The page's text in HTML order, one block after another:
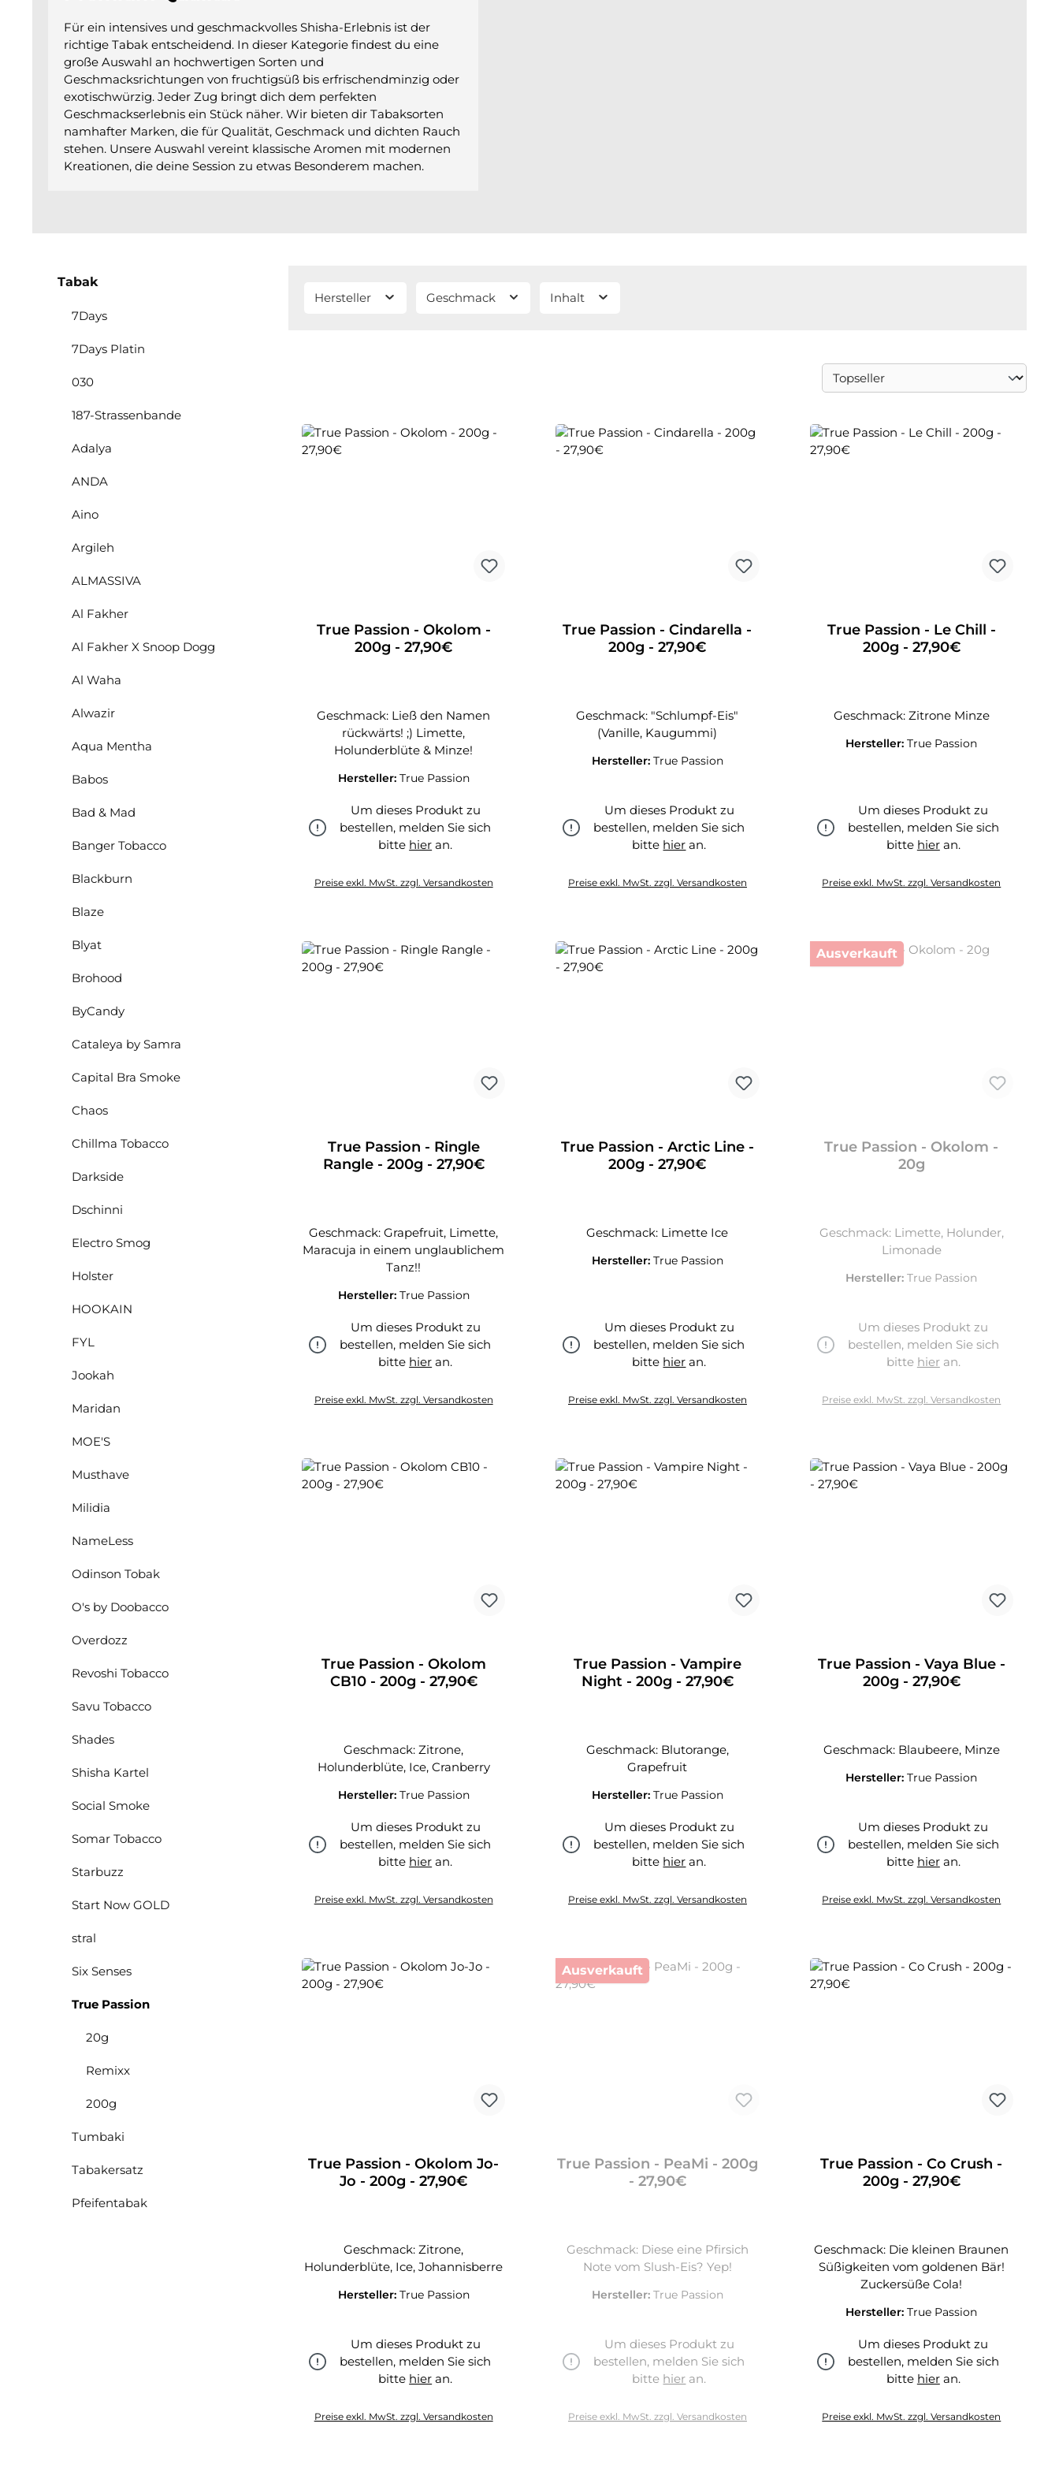
Für ein intensives und geschmackvolles Shisha-Erlebnis ist der
richtige Tabak entscheidend. In dieser Kategorie findest du eine
große Auswahl an hochwertigen Sorten und
Geschmacksrichtungen von fruchtigsüß bis erfrischendminzig oder
exotischwürzig. Jeder Zug bringt dich dem perfekten
Geschmackserlebnis ein Stück näher. Wir bieten dir Tabaksorten
namhafter Marken, die für Qualität, Geschmack und dichten Rauch
stehen. Unsere Auswahl vereint klassische Aromen mit modernen
Kreationen, die deine Session zu etwas Besonderem machen.
Tabak
7Days
7Days Platin
030
187-Strassenbande
Adalya
ANDA
Aino
Argileh
ALMASSIVA
Al Fakher
Al Fakher X Snoop Dogg
Al Waha
Alwazir
Aqua Mentha
Babos
Bad & Mad
Banger Tobacco
Blackburn
Blaze
Blyat
Brohood
ByCandy
Cataleya by Samra
Capital Bra Smoke
Chaos
Chillma Tobacco
Darkside
Dschinni
Electro Smog
Holster
HOOKAIN
FYL
Jookah
Maridan
MOE'S
Musthave
Milidia
NameLess
Odinson Tobak
O's by Doobacco
Overdozz
Revoshi Tobacco
Savu Tobacco
Shades
Shisha Kartel
Social Smoke
Somar Tobacco
Starbuzz
Start Now GOLD
stral
Six Senses
True Passion
20g
Remixx
200g
Tumbaki
Tabakersatz
Pfeifentabak
Hersteller Geschmack Inhalt
True Passion - Okolom -
200g - 27,90€
Geschmack: Ließ den Namen
rückwärts! ;) Limette,
Holunderblüte & Minze!
Hersteller: True Passion
Um dieses Produkt zu
bestellen, melden Sie sich
bitte hier an.
Preise exkl. MwSt. zzgl. Versandkosten
True Passion - Cindarella -
200g - 27,90€
Geschmack: "Schlumpf-Eis"
(Vanille, Kaugummi)
Hersteller: True Passion
Um dieses Produkt zu
bestellen, melden Sie sich
bitte hier an.
Preise exkl. MwSt. zzgl. Versandkosten
True Passion - Le Chill -
200g - 27,90€
Geschmack: Zitrone Minze
Hersteller:True Passion
Um dieses Produkt zu
bestellen, melden Sie sich
bitte hieran.
Preise exkl. MwSt. zzgl. Versandkosten
True Passion - Ringle
Rangle - 200g - 27,90€
Geschmack: Grapefruit, Limette,
Maracuja in einem unglaublichem
Tanz!!
Hersteller: True Passion
Um dieses Produkt zu
bestellen, melden Sie sich
bitte hier an.
Preise exkl. MwSt. zzgl. Versandkosten
True Passion - Arctic Line -
200g - 27,90€
Geschmack: Limette Ice
Hersteller: True Passion
Um dieses Produkt zu
bestellen, melden Sie sich
bitte hier an.
Preise exkl. MwSt. zzgl. Versandkosten
Ausverkauft
True Passion - Okolom -
20g
Geschmack: Limette, Holunder,
Limonade
Hersteller:True Passion
Um dieses Produkt zu
bestellen, melden Sie sich
bitte hieran.
Preise exkl. MwSt. zzgl. Versandkosten
True Passion - Okolom
CB10 - 200g - 27,90€
Geschmack: Zitrone,
Holunderblüte, Ice, Cranberry
Hersteller: True Passion
Um dieses Produkt zu
bestellen, melden Sie sich
bitte hier an.
Preise exkl. MwSt. zzgl. Versandkosten
True Passion - Vampire
Night - 200g - 27,90€
Geschmack: Blutorange,
Grapefruit
Hersteller: True Passion
Um dieses Produkt zu
bestellen, melden Sie sich
bitte hier an.
Preise exkl. MwSt. zzgl. Versandkosten
True Passion - Vaya Blue -
200g - 27,90€
Geschmack: Blaubeere, Minze
Hersteller:True Passion
Um dieses Produkt zu
bestellen, melden Sie sich
bitte hieran.
Preise exkl. MwSt. zzgl. Versandkosten
True Passion - Okolom Jo-
Jo - 200g - 27,90€
Geschmack: Zitrone,
Holunderblüte, Ice, Johannisberre
Hersteller: True Passion
Um dieses Produkt zu
bestellen, melden Sie sich
bitte hier an.
Preise exkl. MwSt. zzgl. Versandkosten
Ausverkauft
True Passion - PeaMi - 200g
- 27,90€
Geschmack: Diese eine Pfirsich
Note vom Slush-Eis? Yep!
Hersteller: True Passion
Um dieses Produkt zu
bestellen, melden Sie sich
bitte hier an.
Preise exkl. MwSt. zzgl. Versandkosten
True Passion - Co Crush -
200g - 27,90€
Geschmack: Die kleinen Braunen
Süßigkeiten vom goldenen Bär!
Zuckersüße Cola!
Hersteller:True Passion
Um dieses Produkt zu
bestellen, melden Sie sich
bitte hieran.
Preise exkl. MwSt. zzgl. Versandkosten